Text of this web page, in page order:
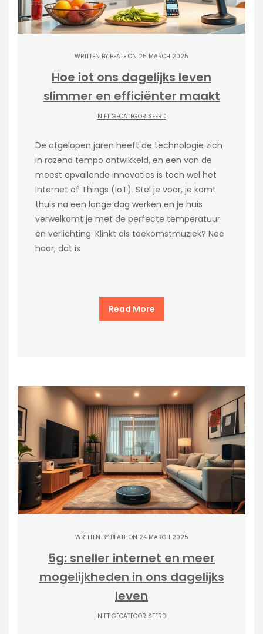
WRITTEN BY BEATE ON 25 MARCH 2025
Hoe iot ons dagelijks leven
slimmer en efficiënter maakt
NIET GECATEGORISEERD
De afgelopen jaren heeft de technologie zich
in razend tempo ontwikkeld, en een van de
meest opvallende innovaties is toch wel het
Internet of Things (IoT). Stel je voor, je komt
thuis na een lange dag werken en je huis
verwelkomt je met de perfecte temperatuur
en verlichting. Klinkt als toekomstmuziek? Nee
hoor, dat is
Read More
WRITTEN BY BEATEON 24 MARCH 2025
5g: sneller internet en meer
mogelijkheden in ons dagelijks
leven
NIET GECATEGORISEERD